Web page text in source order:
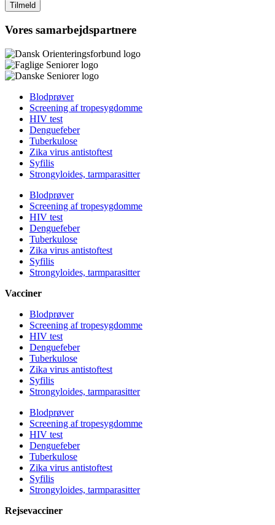
Vores samarbejdspartnere
Blodprøver
Screening af tropesygdomme
HIV test
Denguefeber
Tuberkulose
Zika virus antistoftest
Syfilis
Strongyloides, tarmparasitter
Blodprøver
Screening af tropesygdomme
HIV test
Denguefeber
Tuberkulose
Zika virus antistoftest
Syfilis
Strongyloides, tarmparasitter
Vacciner
Blodprøver
Screening af tropesygdomme
HIV test
Denguefeber
Tuberkulose
Zika virus antistoftest
Syfilis
Strongyloides, tarmparasitter
Blodprøver
Screening af tropesygdomme
HIV test
Denguefeber
Tuberkulose
Zika virus antistoftest
Syfilis
Strongyloides, tarmparasitter
Rejsevacciner